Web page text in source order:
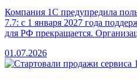
Компания 1С предупредила
7.7: с 1 января 2027 года
для РФ прекращается.
01.07.2026